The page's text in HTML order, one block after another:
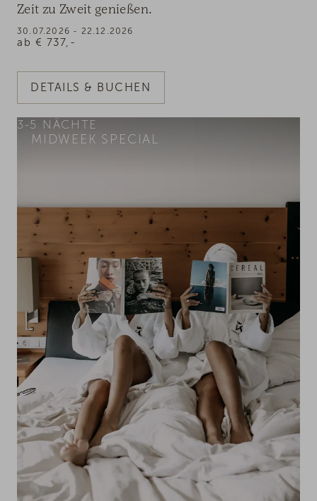
Zeit zu Zweit genießen.
ab € 737,-
30.07.2026 - 22.12.2026
DETAILS & BUCHEN
MIDWEEK SPECIAL
3-5 NÄCHTE